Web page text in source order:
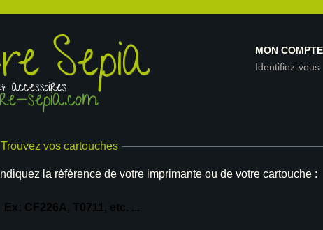
MON COMPTE
Identifiez-vous
Trouvez vos cartouches
Indiquez la référence de votre imprimante ou de votre cartouche :